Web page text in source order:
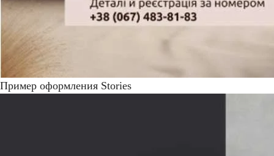
Пример оформления Stories